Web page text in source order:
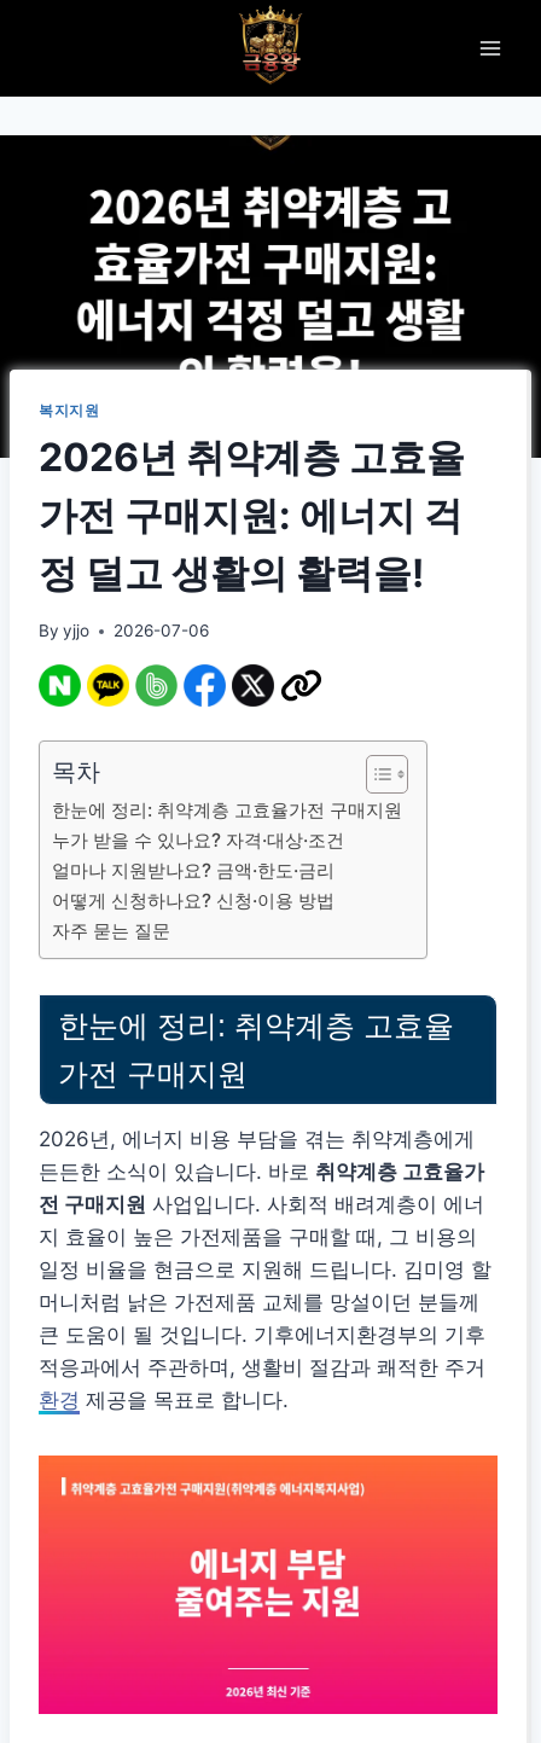
복지지원
2026년 취약계층 고효율
가전 구매지원: 에너지 걱
정 덜고 생활의 활력을!
By yjjo 2026-07-06
목차
한눈에 정리: 취약계층 고효율가전 구매지원
누가 받을 수 있나요? 자격·대상·조건
얼마나 지원받나요? 금액·한도·금리
어떻게 신청하나요? 신청·이용 방법
자주 묻는 질문
한눈에 정리: 취약계층 고효율
가전 구매지원
2026년, 에너지 비용 부담을 겪는 취약계층에게
든든한 소식이 있습니다. 바로 취약계층 고효율가
전 구매지원 사업입니다. 사회적 배려계층이 에너
지 효율이 높은 가전제품을 구매할 때, 그 비용의
일정 비율을 현금으로 지원해 드립니다. 김미영 할
머니처럼 낡은 가전제품 교체를 망설이던 분들께
큰 도움이 될 것입니다. 기후에너지환경부의 기후
적응과에서 주관하며, 생활비 절감과 쾌적한 주거
환경 제공을 목표로 합니다.